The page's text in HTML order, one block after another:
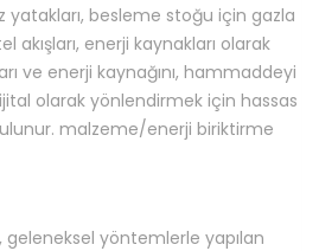
yatakları, besleme stoğu için gazla
akışları, enerji kaynakları olarak
ve enerji kaynağını, hammaddeyi
olarak yönlendirmek için hassas
malzeme/enerji biriktirme
geleneksel yöntemlerle yapılan